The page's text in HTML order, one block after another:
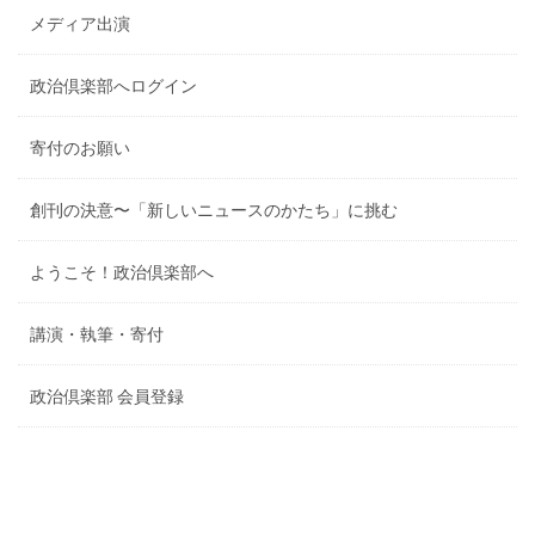
メディア出演
政治倶楽部へログイン
寄付のお願い
創刊の決意〜「新しいニュースのかたち」に挑む
ようこそ！政治倶楽部へ
講演・執筆・寄付
政治倶楽部 会員登録